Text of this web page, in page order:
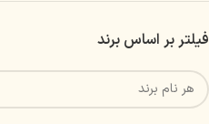
فیلتر بر اساس برند